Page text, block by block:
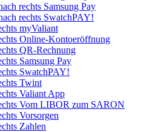
Samsung Pay
SwatchPAY!
myValiant
Online-Kontoeröffnung
QR-Rechnung
Samsung Pay
SwatchPAY!
Twint
Valiant App
Vom LIBOR zum SARON
Vorsorgen
Zahlen